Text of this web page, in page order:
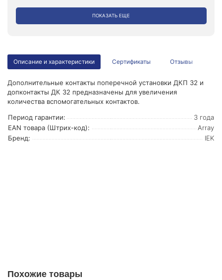
ПОКАЗАТЬ ЕЩЕ
Описание и характеристики Сертификаты Отзывы
Дополнительные контакты поперечной установки ДКП 32 и
допконтакты ДК 32 предназначены для увеличения
количества вспомогательных контактов.
Период гарантии:
3 года
EAN товара (Штрих-код):
Array
Бренд:
IEK
Похожие товары